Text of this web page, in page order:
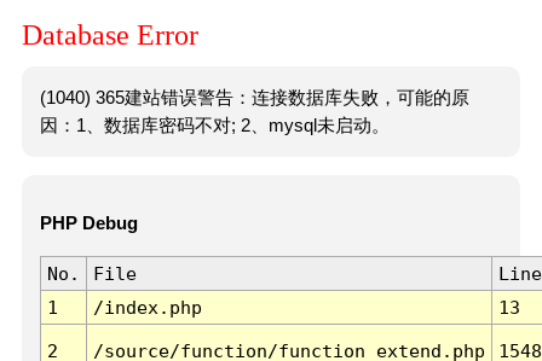
Database Error
(1040) 365建站错误警告：连接数据库失败，可能的原
因：1、数据库密码不对; 2、mysql未启动。
PHP Debug
No. File
Line
1
/index.php 13
2 /source/function/function_extend.php 1548